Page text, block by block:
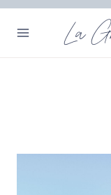
Aller
La